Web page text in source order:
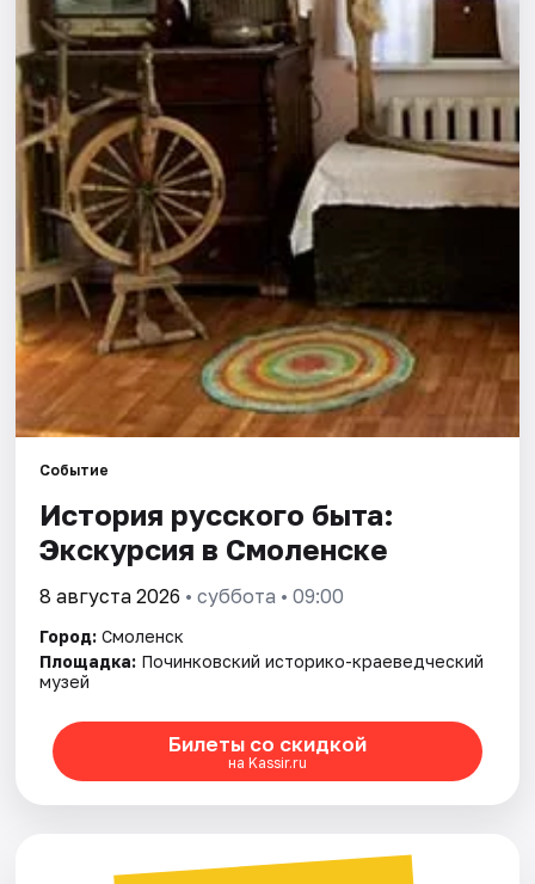
Города
Площадки
Артисты
Рейтинги
Событие
История русского быта:
Экскурсия в Смоленске
8 августа 2026 • суббота • 09:00
Город: Смоленск
Площадка: Починковский историко-краеведческий
музей
Билеты со скидкой
на Kassir.ru